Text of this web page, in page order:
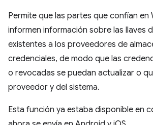
Permite que las partes que confían en
informen información sobre las llaves
existentes a los proveedores de
credenciales, de modo que las
o revocadas se puedan actualizar o
proveedor y del sistema.
Esta función ya estaba disponible en